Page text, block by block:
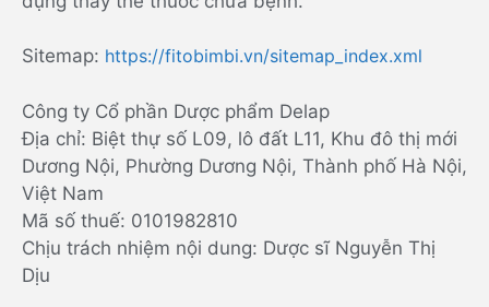
Sitemap: https://fitobimbi.vn/sitemap_index.xml
Công ty Cổ phần Dược phẩm Delap
Địa chỉ: Biệt thự số L09, lô đất L11, Khu đô thị mới
Dương Nội, Phường Dương Nội, Thành phố Hà Nội,
Việt Nam
Mã số thuế: 0101982810
Chịu trách nhiệm nội dung: Dược sĩ Nguyễn Thị
Dịu